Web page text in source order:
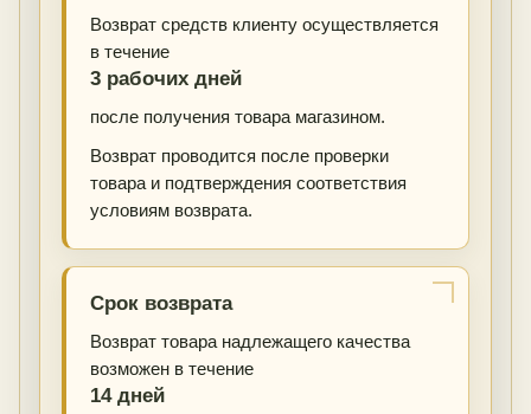
Возврат средств клиенту осуществляется
в течение
3 рабочих дней
после получения товара магазином.
Возврат проводится после проверки
товара и подтверждения соответствия
условиям возврата.
Срок возврата
Возврат товара надлежащего качества
возможен в течение
14 дней